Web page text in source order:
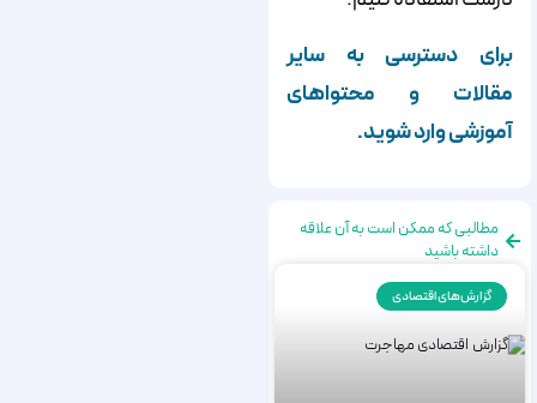
برای دسترسی به سایر
مقالات و محتواهای
آموزشی وارد شوید.
مطالبی که ممکن است به آن علاقه
داشته باشید
گزارش‌های اقتصادی